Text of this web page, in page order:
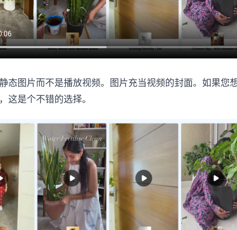
态图片而不是播放视频。图片充当视频的封面。如果您
这是个不错的选择。